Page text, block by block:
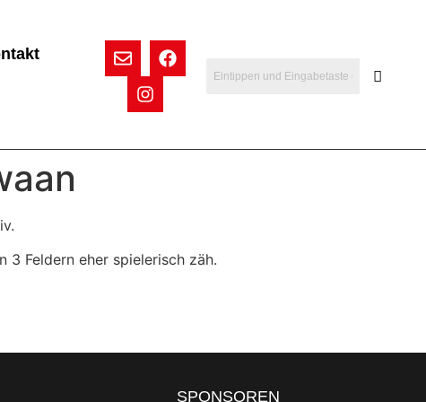
3 Feldern eher spielerisch zäh.
SPONSOREN